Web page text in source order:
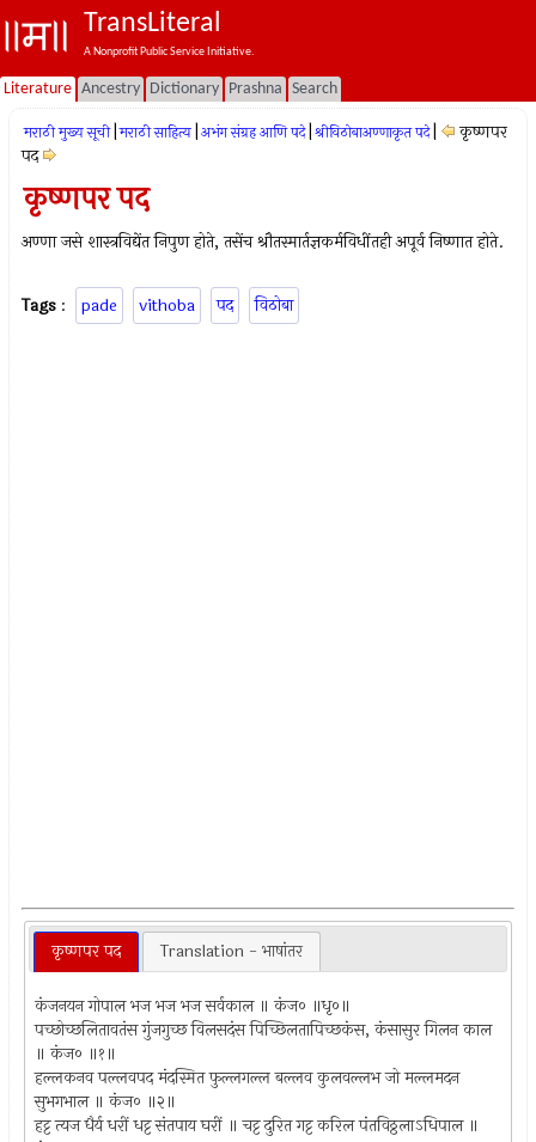
TransLiteral
A Nonprofit Public Service Initiative.
Literature Ancestry Dictionary Prashna Search
मराठी मुख्य सूची मराठी साहित्य अभंग संग्रह आणि पदे श्रीविठोबाअण्णाकृत पदे
कृष्णपर
पद
कृष्णपर पद
अण्णा जसे शास्त्रविद्येंत निपुण होते, तसेंच श्रौतस्मार्तज्ञकर्मविधींतही अपूर्व निष्णात होते.
Tags : pade vithoba पद विठोबा
कृष्णपर पद Translation - भाषांतर
कंजनयन गोपाल भज भज भज सर्वकाल ॥ कंज० ॥धृ०॥
पच्छोच्छलितावतंस गुंजगुच्छ विलसदंस पिच्छिलतापिच्छकंस, कंसासुर गिलन काल
॥ कंज० ॥१॥
हल्लकनव पल्लवपद मंदस्मित फुल्लगल्ल बल्लव कुलवल्लभ जो मल्लमदन
सुभगभाल ॥ कंज० ॥२॥
हट्ट त्यज धैर्य धरीं धट्ट संतपाय घरीं ॥ चट्ट दुरित गट्ट करिल पंतविठ्ठलाऽधिपाल ॥